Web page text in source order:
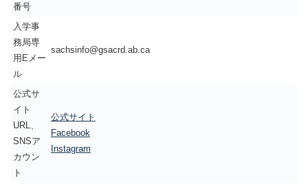
番号
入学事
務局専
用Eメー
ル
sachsinfo@gsacrd.ab.ca
公式サ
イト
URL、
SNSア
カウン
ト
公式サイト
Facebook
Instagram